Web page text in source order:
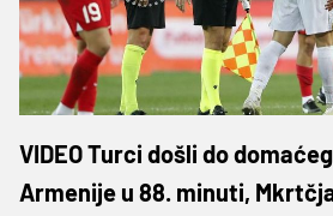
VIDEO Turci došli do
Armenije u 88. minuti,